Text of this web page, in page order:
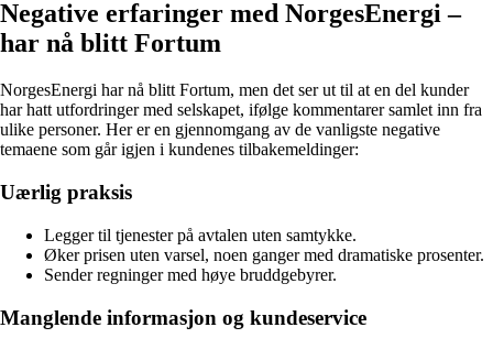
Negative erfaringer med NorgesEnergi –
har nå blitt Fortum
NorgesEnergi har nå blitt Fortum, men det ser ut til at en del kunder
har hatt utfordringer med selskapet, ifølge kommentarer samlet inn fra
ulike personer. Her er en gjennomgang av de vanligste negative
temaene som går igjen i kundenes tilbakemeldinger:
Uærlig praksis
Legger til tjenester på avtalen uten samtykke.
Øker prisen uten varsel, noen ganger med dramatiske prosenter.
Sender regninger med høye bruddgebyrer.
Manglende informasjon og kundeservice